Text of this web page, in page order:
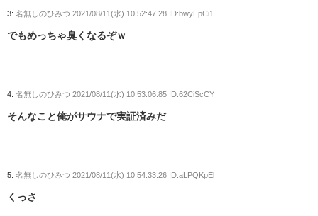
3: 名無しのひみつ 2021/08/11(水) 10:52:47.28 ID:bwyEpCi1
でもめっちゃ臭くなるぞｗ
4: 名無しのひみつ 2021/08/11(水) 10:53:06.85 ID:62CiScCY
そんなこと俺がサウナで実証済みだ
5: 名無しのひみつ 2021/08/11(水) 10:54:33.26 ID:aLPQKpEl
くっさ